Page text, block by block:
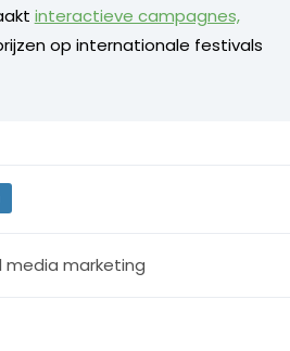
interactieve campagnes,
op internationale festivals
media marketing